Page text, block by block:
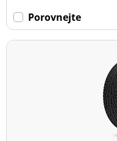
Porovnejte